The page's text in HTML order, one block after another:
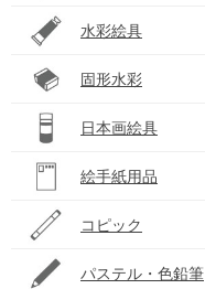
水彩絵具
固形水彩
日本画絵具
絵手紙用品
コピック
パステル・色鉛筆